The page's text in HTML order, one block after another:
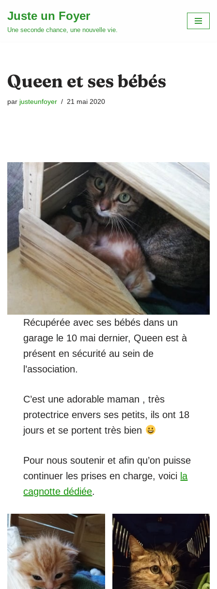
Aller
Juste un Foyer
Une seconde chance, une nouvelle vie.
Queen et ses bébés
par justeunfoyer 21 mai 2020
Récupérée avec ses bébés dans un
garage le 10 mai dernier, Queen est à
présent en sécurité au sein de
l’association.
C’est une adorable maman , très
protectrice envers ses petits, ils ont 18
jours et se portent très bien
Pour nous soutenir et afin qu’on puisse
continuer les prises en charge, voici la
cagnotte dédiée.